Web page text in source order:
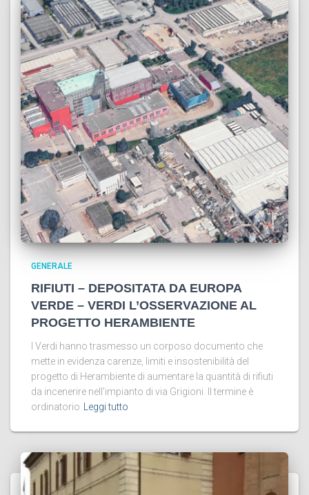
GENERALE
RIFIUTI – DEPOSITATA DA EUROPA
VERDE – VERDI L’OSSERVAZIONE AL
PROGETTO HERAMBIENTE
I Verdi hanno trasmesso un corposo documento che
mette in evidenza carenze, limiti e insostenibilità del
progetto di Herambiente di aumentare la quantità di rifiuti
da incenerire nell’impianto di via Grigioni. Il termine è
ordinatorio
Leggi tutto